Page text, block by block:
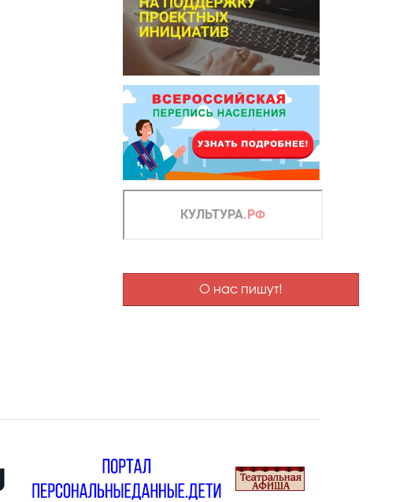
О нас пишут!